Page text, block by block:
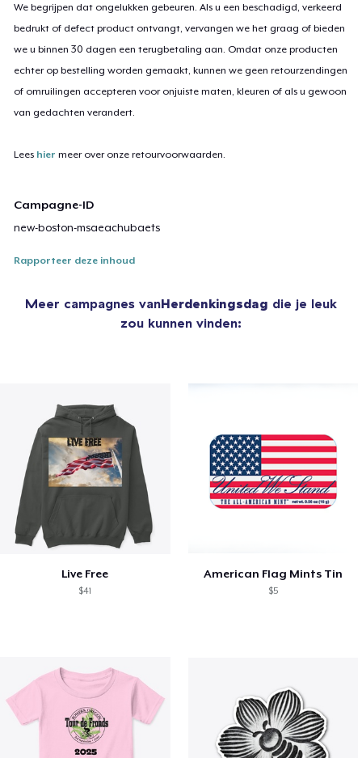
We begrijpen dat ongelukken gebeuren. Als u een beschadigd, verkeerd
bedrukt of defect product ontvangt, vervangen we het graag of bieden
we u binnen 30 dagen een terugbetaling aan. Omdat onze producten
echter op bestelling worden gemaakt, kunnen we geen retourzendingen
of omruilingen accepteren voor onjuiste maten, kleuren of als u gewoon
van gedachten verandert.
Lees hier meer over onze retourvoorwaarden.
Campagne-ID
new-boston-msaeachubaets
Rapporteer deze inhoud
Meer campagnes vanHerdenkingsdag die je leuk
zou kunnen vinden:
Live Free
$41
American Flag Mints Tin
$5